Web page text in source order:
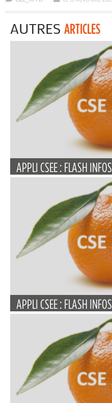
AUTRES ARTICLES
APPLI CSEE : FLASH
APPLI CSEE : FLASH